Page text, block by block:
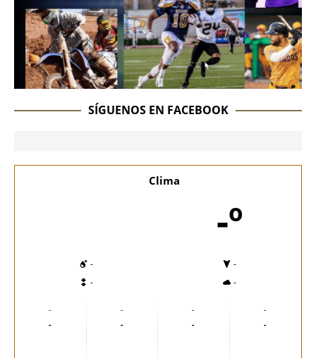
SÍGUENOS EN FACEBOOK
Clima
-º
-
-
-
-
-
-
-
-
-
-
-
-